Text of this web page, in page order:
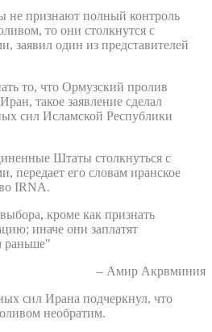
признают полный контроль
то они столкнутся с
заявил один из представителей
то, что Ормузский пролив
такое заявление сделал
сил Исламской Республики
Штаты столкнуться с
передает его словам иранское
IRNA.
кроме как признать
иначе они заплатят
раньше"
– Амир Акрвминия
сил Ирана подчеркнул, что
необратим.